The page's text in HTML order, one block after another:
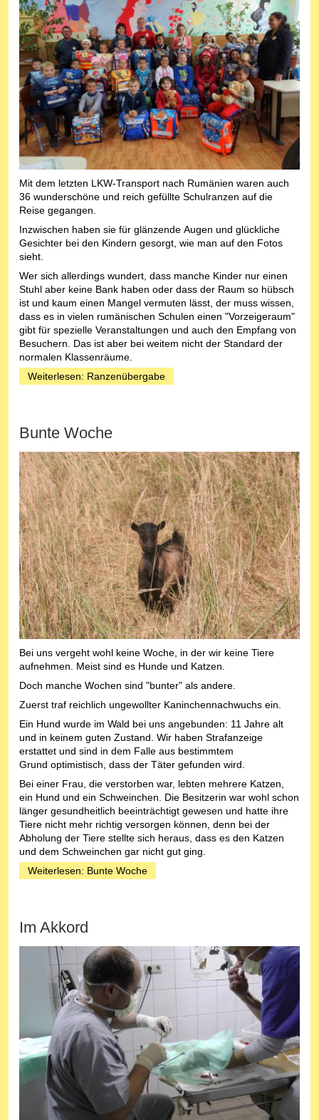
Mit dem letzten LKW-Transport nach Rumänien waren auch
36 wunderschöne und reich gefüllte Schulranzen auf die
Reise gegangen.
Inzwischen haben sie für glänzende Augen und glückliche
Gesichter bei den Kindern gesorgt, wie man auf den Fotos
sieht.
Wer sich allerdings wundert, dass manche Kinder nur einen
Stuhl aber keine Bank haben oder dass der Raum so hübsch
ist und kaum einen Mangel vermuten lässt, der muss wissen,
dass es in vielen rumänischen Schulen einen "Vorzeigeraum"
gibt für spezielle Veranstaltungen und auch den Empfang von
Besuchern. Das ist aber bei weitem nicht der Standard der
normalen Klassenräume.
Weiterlesen: Ranzenübergabe
Bunte Woche
Bei uns vergeht wohl keine Woche, in der wir keine Tiere
aufnehmen. Meist sind es Hunde und Katzen.
Doch manche Wochen sind "bunter" als andere.
Zuerst traf reichlich ungewollter Kaninchennachwuchs ein.
Ein Hund wurde im Wald bei uns angebunden: 11 Jahre alt
und in keinem guten Zustand. Wir haben Strafanzeige
erstattet und sind in dem Falle aus bestimmtem
Grund optimistisch, dass der Täter gefunden wird.
Bei einer Frau, die verstorben war, lebten mehrere Katzen,
ein Hund und ein Schweinchen. Die Besitzerin war wohl schon
länger gesundheitlich beeinträchtigt gewesen und hatte ihre
Tiere nicht mehr richtig versorgen können, denn bei der
Abholung der Tiere stellte sich heraus, dass es den Katzen
und dem Schweinchen gar nicht gut ging.
Weiterlesen: Bunte Woche
Im Akkord